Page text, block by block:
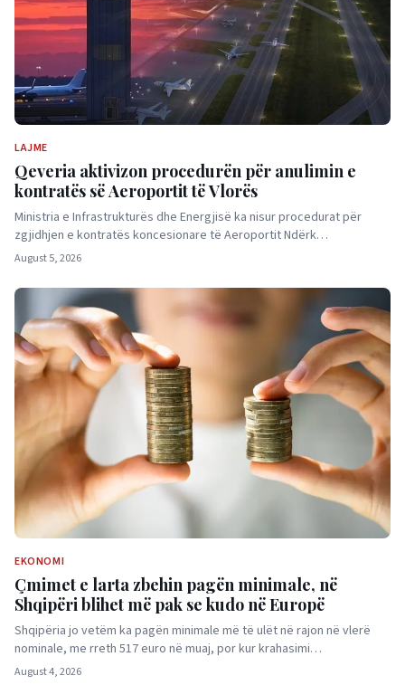
LAJME
Qeveria aktivizon procedurën për anulimin e
kontratës së Aeroportit të Vlorës
Ministria e Infrastrukturës dhe Energjisë ka nisur procedurat për
zgjidhjen e kontratës koncesionare të Aeroportit Ndërk…
August 5, 2026
EKONOMI
Çmimet e larta zbehin pagën minimale, në
Shqipëri blihet më pak se kudo në Europë
Shqipëria jo vetëm ka pagën minimale më të ulët në rajon në vlerë
nominale, me rreth 517 euro në muaj, por kur krahasimi…
August 4, 2026